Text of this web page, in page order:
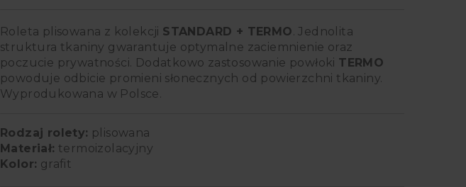
cen:
od
40,00 zł
do
Roleta plisowana z kolekcji STANDARD + TERMO. Jednolita
struktura tkaniny gwarantuje optymalne zaciemnienie oraz
poczucie prywatności. Dodatkowo zastosowanie powłoki TERMO
powoduje odbicie promieni słonecznych od powierzchni tkaniny.
Wyprodukowana w Polsce.
Rodzaj rolety: plisowana
Materiał: termoizolacyjny
Kolor: grafit